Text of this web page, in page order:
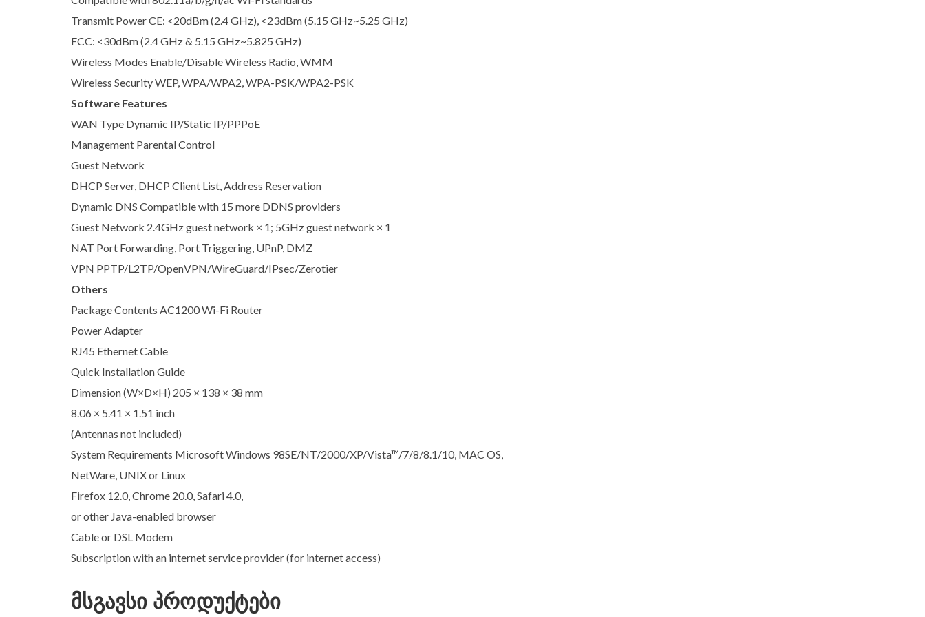
Transmit Power CE: <20dBm (2.4 GHz), <23dBm (5.15 GHz~5.25 GHz)
FCC: <30dBm (2.4 GHz & 5.15 GHz~5.825 GHz)
Wireless Modes Enable/Disable Wireless Radio, WMM
Wireless Security WEP, WPA/WPA2, WPA-PSK/WPA2-PSK
Software Features
WAN Type Dynamic IP/Static IP/PPPoE
Management Parental Control
Guest Network
DHCP Server, DHCP Client List, Address Reservation
Dynamic DNS Compatible with 15 more DDNS providers
Guest Network 2.4GHz guest network × 1; 5GHz guest network × 1
NAT Port Forwarding, Port Triggering, UPnP, DMZ
VPN PPTP/L2TP/OpenVPN/WireGuard/IPsec/Zerotier
Others
Package Contents AC1200 Wi-Fi Router
Power Adapter
RJ45 Ethernet Cable
Quick Installation Guide
Dimension (W×D×H) 205 × 138 × 38 mm
8.06 × 5.41 × 1.51 inch
(Antennas not included)
System Requirements Microsoft Windows 98SE/NT/2000/XP/Vista™/7/8/8.1/10, MAC OS,
NetWare, UNIX or Linux
Firefox 12.0, Chrome 20.0, Safari 4.0,
or other Java-enabled browser
Cable or DSL Modem
Subscription with an internet service provider (for internet access)
მსგავსი პროდუქტები